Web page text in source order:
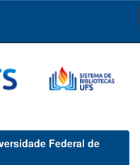
Federal de